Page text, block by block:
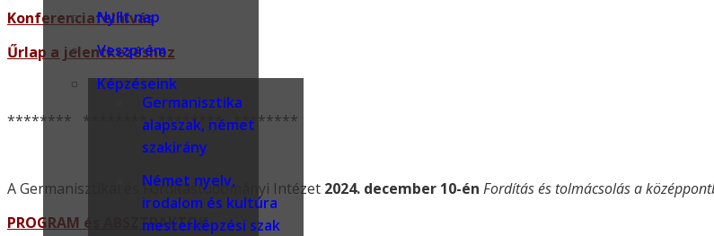
Nyílt nap
Veszprém
Képzéseink
Germanisztika
alapszak, német
szakirány
Német nyelv,
irodalom és kultúra
mesterképzési szak
Konferenciafelhívás
Űrlap a jelentkezéshez
******** ******** ******** ********
A Germanisztikai és Fordítástudományi Intézet 2024. december 10-én Fordítás és tolmácsolás a
PROGRAM és ABSZTRAKTOK